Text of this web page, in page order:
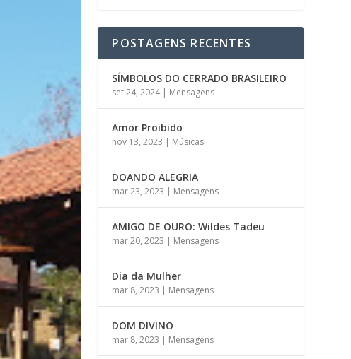
POSTAGENS RECENTES
SÍMBOLOS DO CERRADO BRASILEIRO
set 24, 2024| Mensagens
Amor Proibido
nov 13, 2023 | Músicas
DOANDO ALEGRIA
mar 23, 2023 | Mensagens
AMIGO DE OURO: Wildes Tadeu
mar 20, 2023 | Mensagens
Dia da Mulher
mar 8, 2023 | Mensagens
DOM DIVINO
mar 8, 2023 | Mensagens